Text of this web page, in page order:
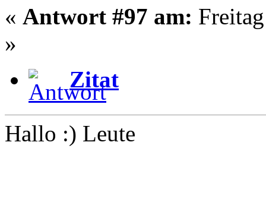
« Antwort #97 am:
»
Zitat
Hallo :) Leute